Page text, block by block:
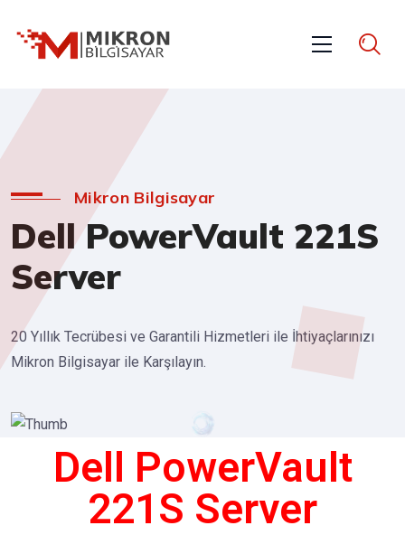
Mikron Bilgisayar
Dell PowerVault 221S
Server
20 Yıllık Tecrübesi ve Garantili Hizmetleri ile İhtiyaçlarınızı
Mikron Bilgisayar ile Karşılayın.
Dell PowerVault
221S Server